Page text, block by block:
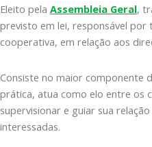
Eleito pela Assembleia Geral,
previsto em lei, responsável por
cooperativa, em relação aos
Consiste no maior componente
prática, atua como elo entre os
supervisionar e guiar sua
interessadas.